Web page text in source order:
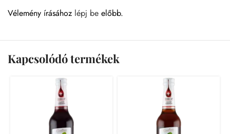
Vélemény írásához lépj be előbb.
Kapcsolódó termékek